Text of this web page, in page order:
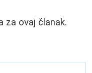
za ovaj članak.